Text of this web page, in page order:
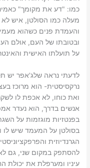
כמו: "דע את מקומך"
מעלה כמו הסולטן, איש לא
והעמדת פנים כשהוא
ובטובתו של העם, אולם
על תועלתו האישית
לדעתי נראה שלג'אפר יש
נרקסיסטית- הוא מרוכז
ואת כוחו, לא אכפת לו
אנשים בדרך, הוא נעדר
בפנטזיות מוגזמות על
בסולטן על המעמד שיש לו
הגרנדיוזית
להסתפק במקום שני, גם
עיניו ומערפלת את יכולת